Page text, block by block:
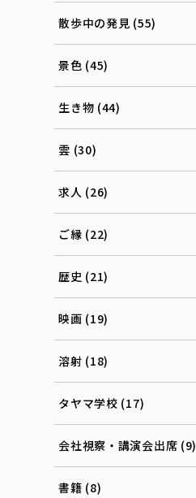
散歩中の発見 (55)
景色 (45)
生き物 (44)
雲 (30)
求人 (26)
ご縁 (22)
歴史 (21)
映画 (19)
溶射 (18)
タヤマ学校 (17)
会社視察・講演会出席 (9)
書籍 (8)